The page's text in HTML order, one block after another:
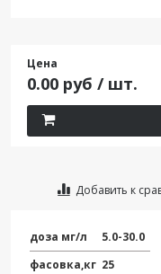
Цена
0.00 руб / шт.
Добавить к
доза мг/л
5.0-30.0
фасовка,кг 25